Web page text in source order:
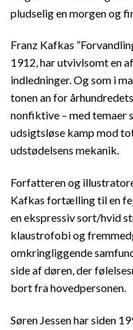
pludselig en morgen og
Franz Kafkas
1912, har utvivlsomt en
indledninger. Og som i
tonen an for
nonfiktive – med temaer
udsigtsløse kamp mod
udstødelsens mekanik.
Forfatteren og
Kafkas fortælling til en
en ekspressiv sort/hvid
klaustrofobi og
omkringliggende
side af døren, der
bort fra hovedpersonen.
Søren Jessen har siden